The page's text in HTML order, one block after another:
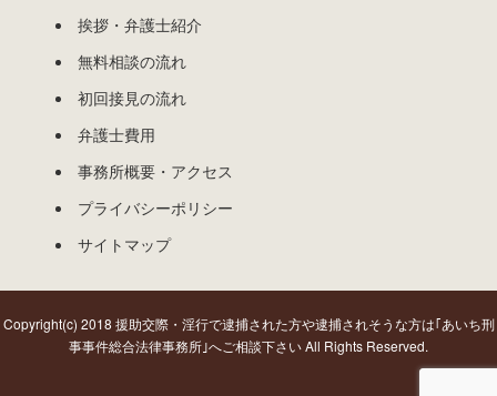
挨拶・弁護士紹介
無料相談の流れ
初回接見の流れ
弁護士費用
事務所概要・アクセス
プライバシーポリシー
サイトマップ
Copyright(c) 2018 援助交際・淫行で逮捕された方や逮捕されそうな方は｢あいち刑
事事件総合法律事務所｣へご相談下さい All Rights Reserved.